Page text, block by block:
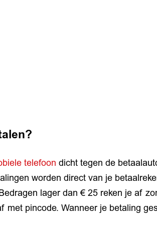
telefoon dicht tegen de
worden direct van je
lager dan € 25 reken je af
met pincode. Wanneer je betaling